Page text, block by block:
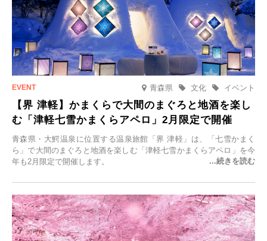
青森県 イベント
文化
【界 津軽】かまくらで大間のまぐろと地酒を楽し
む「津軽七雪かまくらアペロ」2月限定で開催
青森県・大鰐温泉に位置する温泉旅館「界 津軽」は、「七雪かまく
ら」で大間のまぐろと地酒を楽しむ「津軽七雪かまくらアペロ」を今
年も2月限定で開催します。